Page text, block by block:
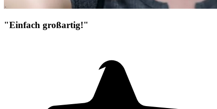
"Einfach großartig!"